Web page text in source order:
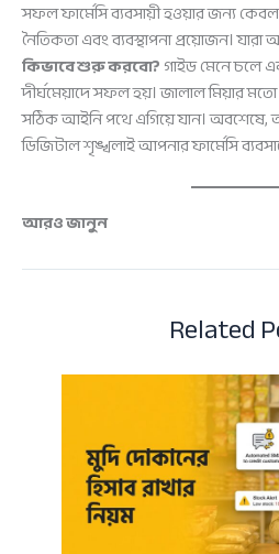
সফল ফার্মেসি ব্যবসায়ী হওয়ার জন্য
নৈতিকতা এবং ব্যবস্থাপনা প্রয়োজন।
কিভাবে শুরু করবো?গাইড মেনে চলে
দীর্ঘমেয়াদে সফল হয়। জালাল মিয়ার
সঠিক আইনি পথে এগিয়ে যান।
ডিজিটাল শৃঙ্খলাই আপনার ফার্মেসি
আরও জানুন
Related